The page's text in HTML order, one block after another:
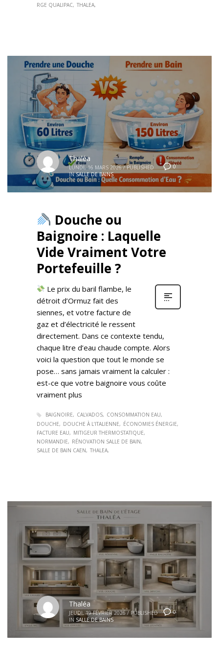
RGE QUALIPAC THALEA
0
Thaléa
LUNDI, 16 MARS 2026 / PUBLISHED
IN SALLE DE BAINS
Douche ou
Baignoire : Laquelle
Vide Vraiment Votre
Portefeuille ?
Le prix du baril flambe, le
détroit d’Ormuz fait des
siennes, et votre facture de
gaz et d’électricité le ressent
directement. Dans ce contexte tendu,
chaque litre d’eau chaude compte. Alors
voici la question que tout le monde se
pose… sans jamais vraiment la calculer :
est-ce que votre baignoire vous coûte
vraiment plus
BAIGNOIRE CALVADOS
CONSOMMATION EAU
DOUCHE
DOUCHE À L’ITALIENNE
ÉCONOMIES ÉNERGIE
FACTURE EAU
MITIGEUR THERMOSTATIQUE
NORMANDIE
RÉNOVATION SALLE DE BAIN
SALLE DE BAIN CAEN
THALEA
0
Thaléa
JEUDI, 19 FÉVRIER 2026 / PUBLISHED
IN SALLE DE BAINS